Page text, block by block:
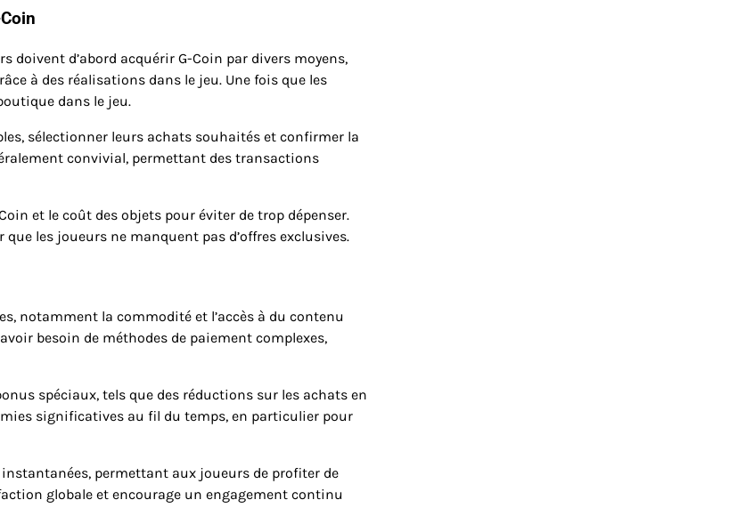
doivent d’abord acquérir G-Coin par divers moyens,
à des réalisations dans le jeu. Une fois que les
dans le jeu.
sélectionner leurs achats souhaités et confirmer la
convivial, permettant des transactions
et le coût des objets pour éviter de trop dépenser.
les joueurs ne manquent pas d’offres exclusives.
notamment la commodité et l’accès à du contenu
besoin de méthodes de paiement complexes,
spéciaux, tels que des réductions sur les achats en
significatives au fil du temps, en particulier pour
permettant aux joueurs de profiter de
globale et encourage un engagement continu